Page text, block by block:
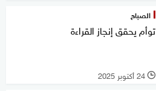
الصباح
توأم يحقق إنجاز القراءة
l 24 أكتوبر 2025